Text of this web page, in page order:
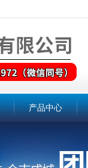
产品中心